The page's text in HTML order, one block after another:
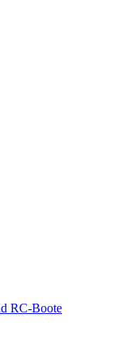
RC-Boote